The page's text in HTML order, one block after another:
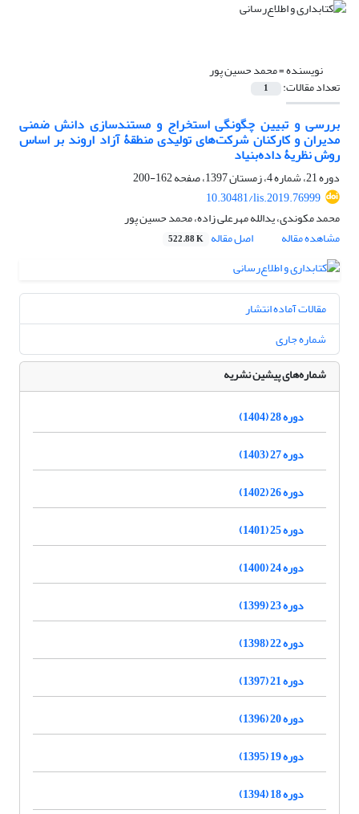
نویسنده =محمد حسین پور
تعداد مقالات: 1
بررسی و تبیین چگونگی استخراج و مستندسازی دانش ضمنی
مدیران و کارکنان شرکت‌های تولیدی منطقۀ آزاد اروند بر اساس
روش نظریۀ داده‌بنیاد
دوره 21، شماره 4، زمستان 1397، صفحه
162-200
10.30481/lis.2019.76999
محمد مکوندی، یدالله مهرعلی زاده، محمد حسین پور
مشاهده مقاله
اصل مقاله 522.88 K
مقالات آماده انتشار
شماره جاری
شماره‌های پیشین نشریه
دوره 28 (1404)
دوره 27 (1403)
دوره 26 (1402)
دوره 25 (1401)
دوره 24 (1400)
دوره 23 (1399)
دوره 22 (1398)
دوره 21 (1397)
دوره 20 (1396)
دوره 19 (1395)
دوره 18 (1394)